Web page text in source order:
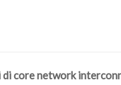
core network